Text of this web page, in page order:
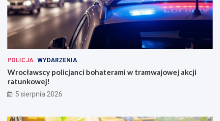
POLICJA WYDARZENIA
Wrocławscy policjanci bohaterami w tramwajowej akcji
ratunkowej!
5 sierpnia 2026